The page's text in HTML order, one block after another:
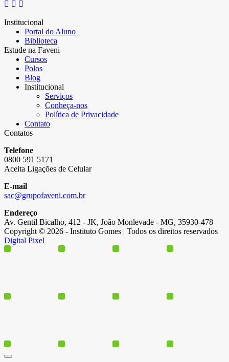
Institucional
Portal do Aluno
Biblioteca
Estude na Faveni
Cursos
Polos
Blog
Institucional
Serviços
Conheça-nos
Política de Privacidade
Contato
Contatos
Telefone
0800 591 5171
Aceita Ligações de Celular
E-mail
sac@grupofaveni.com.br
Endereço
Av. Gentil Bicalho, 412 - JK, João Monlevade - MG, 35930-478
Copyright © 2026 - Instituto Gomes | Todos os direitos reservados
Digital Pixel